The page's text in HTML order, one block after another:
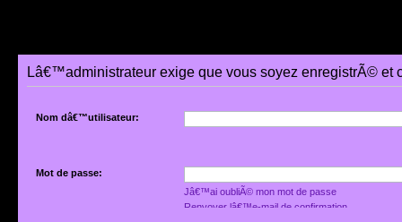
Lâ€™administrateur exige que vous soyez enregistrÃ©
Nom dâ€™utilisateur:
Mot de passe:
Jâ€™ai oubliÃ© mon mot de passe
Renvoyer lâ€™e-mail de confirmation